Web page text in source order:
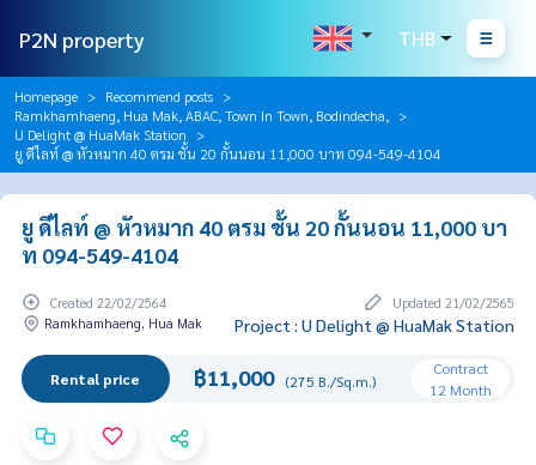
P2N property THB
Homepage
Recommend posts
Ramkhamhaeng, Hua Mak, ABAC, Town In Town, Bodindecha,
U Delight @ HuaMak Station
ยู ดีไลท์ @ หัวหมาก 40 ตรม ชั้น 20 กั้นนอน 11,000 บาท 094-549-4104
ยู ดีไลท์ @ หัวหมาก 40 ตรม ชั้น 20 กั้นนอน 11,000 บา
ท 094-549-4104
Created 22/02/2564
Updated 21/02/2565
Ramkhamhaeng, Hua Mak
Project : U Delight @ HuaMak Station
Rental price ฿11,000 (275 B./Sq.m.)
Contract
12 Month